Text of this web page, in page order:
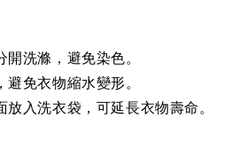
洗滌，避免染色。
免衣物縮水變形。
入洗衣袋，可延長衣物壽命。